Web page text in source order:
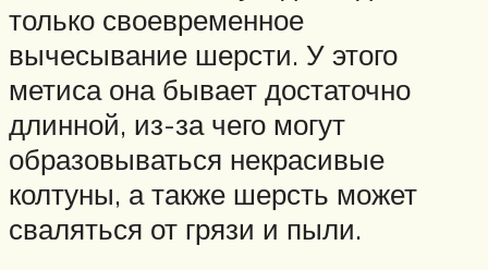
только своевременное
вычесывание шерсти. У этого
метиса она бывает достаточно
длинной, из-за чего могут
образовываться некрасивые
колтуны, а также шерсть может
сваляться от грязи и пыли.